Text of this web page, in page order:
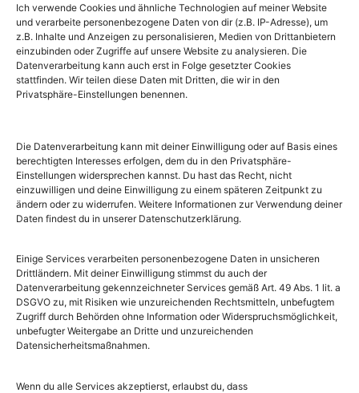
Ich verwende Cookies und ähnliche Technologien auf meiner Website
und verarbeite personenbezogene Daten von dir (z.B. IP-Adresse), um
z.B. Inhalte und Anzeigen zu personalisieren, Medien von Drittanbietern
einzubinden oder Zugriffe auf unsere Website zu analysieren. Die
Datenverarbeitung kann auch erst in Folge gesetzter Cookies
stattfinden. Wir teilen diese Daten mit Dritten, die wir in den
Privatsphäre-Einstellungen benennen.
Die Datenverarbeitung kann mit deiner Einwilligung oder auf Basis eines
berechtigten Interesses erfolgen, dem du in den Privatsphäre-
Einstellungen widersprechen kannst. Du hast das Recht, nicht
einzuwilligen und deine Einwilligung zu einem späteren Zeitpunkt zu
ändern oder zu widerrufen. Weitere Informationen zur Verwendung deiner
Daten findest du in unserer Datenschutzerklärung.
Einige Services verarbeiten personenbezogene Daten in unsicheren
Drittländern. Mit deiner Einwilligung stimmst du auch der
Datenverarbeitung gekennzeichneter Services gemäß Art. 49 Abs. 1 lit. a
DSGVO zu, mit Risiken wie unzureichenden Rechtsmitteln, unbefugtem
Zugriff durch Behörden ohne Information oder Widerspruchsmöglichkeit,
unbefugter Weitergabe an Dritte und unzureichenden
Datensicherheitsmaßnahmen.
Wenn du alle Services akzeptierst, erlaubst du, dass
29. Mai, 2026
18:30 bis 20:30
ZUM KALENDER HINZUFÜGEN
Buchungen
Buchungen geschlossen
Wo
Brooks Akademie – gedanken di’zain,
Spitalstraße 37, 97421 Schweinfurt
Veranstaltungstyp